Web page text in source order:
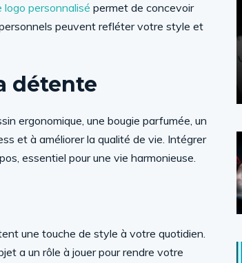
logo personnalisé permet de concevoir
peuvent refléter votre style et
détente
ergonomique, une bougie parfumée, un
et à améliorer la qualité de vie. Intégrer
essentiel pour une vie harmonieuse.
une touche de style à votre quotidien.
a un rôle à jouer pour rendre votre